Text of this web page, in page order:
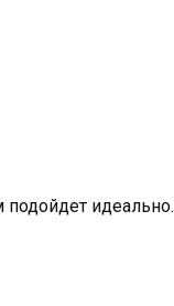
идеально.